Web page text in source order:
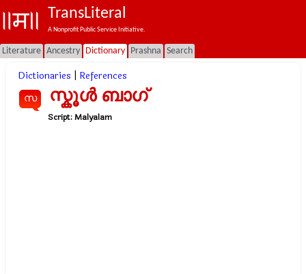
TransLiteral
A Nonprofit Public Service Initiative.
Literature Ancestry Dictionary Prashna Search
Dictionaries References
സ സ്കൂള്‍ ബാഗ്
Script:Malyalam